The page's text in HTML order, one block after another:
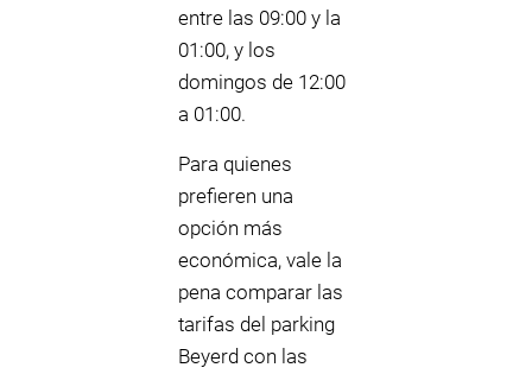
entre las 09:00 y la
01:00, y los
domingos de 12:00
a 01:00.
Para quienes
prefieren una
opción más
económica, vale la
pena comparar las
tarifas del parking
Beyerd con las